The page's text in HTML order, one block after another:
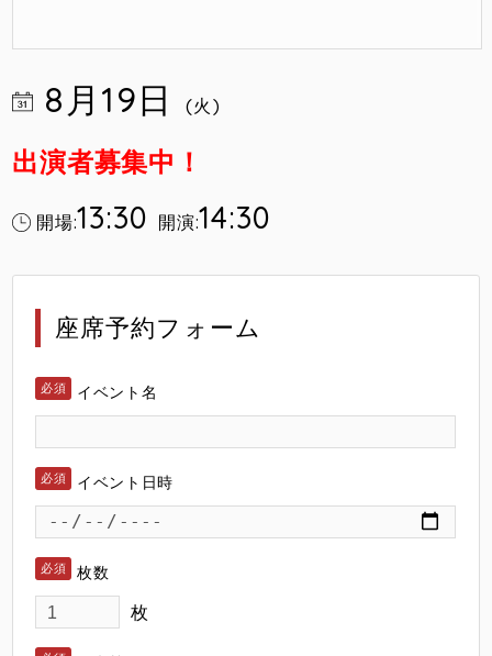
8月19日 (火)
出演者募集中！
開場:13:30 開演:14:30
座席予約フォーム
イベント名
イベント日時
枚数
枚